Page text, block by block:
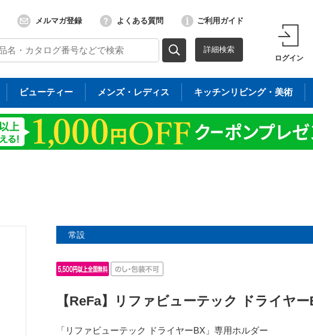
詳細検索
メルマガ登録 よくある質問 ご利用ガイド
ログイン
ビューティー メンズ・レディス キッチンリビング・美術
常設
【ReFa】リファビューテック ドライヤ
「リファビューテック ドライヤーBX」専用ホルダー